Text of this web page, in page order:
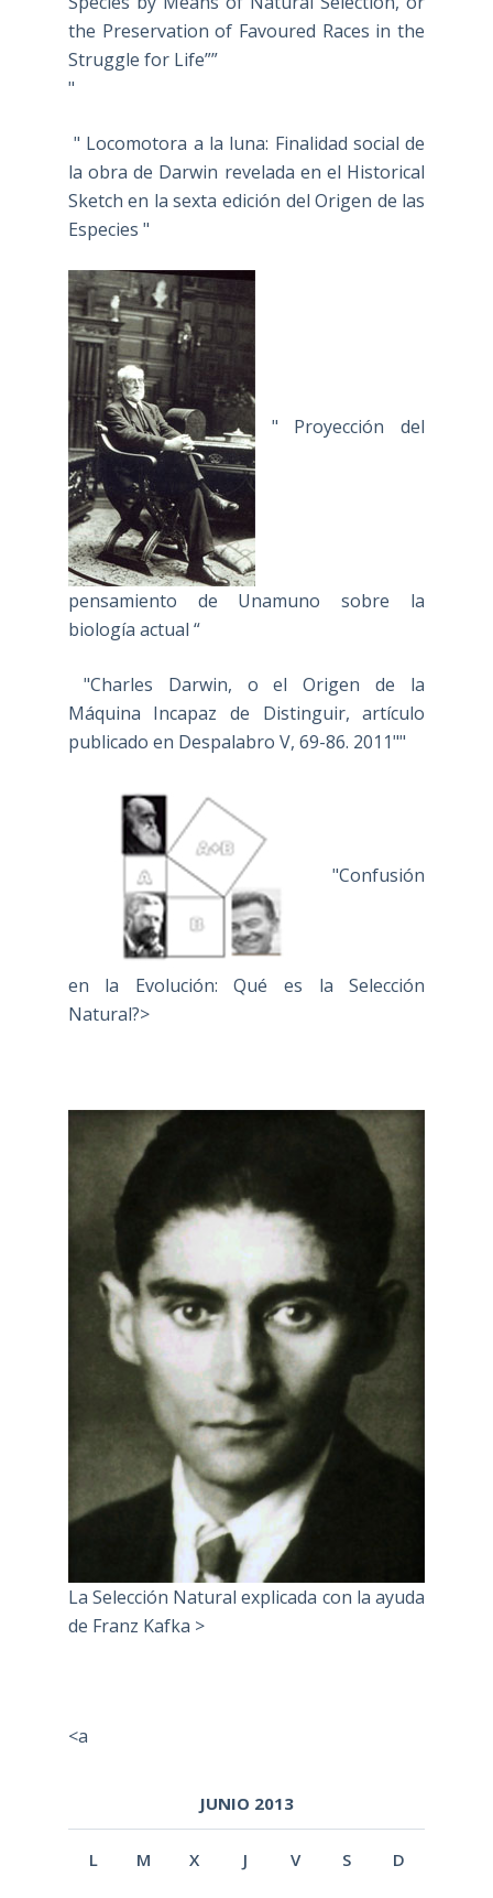
the Preservation of Favoured Races in the
Struggle for Life””
"
" Locomotora a la luna: Finalidad social de
la obra de Darwin revelada en el Historical
Sketch en la sexta edición del Origen de las
Especies "
" Proyección del
pensamiento de Unamuno sobre la
biología actual “
"Charles Darwin, o el Origen de la
Máquina Incapaz de Distinguir, artículo
publicado en Despalabro V, 69-86. 2011""
"Confusión
en la Evolución: Qué es la Selección
Natural?>
La Selección Natural explicada con la ayuda
de Franz Kafka >
<a
JUNIO 2013
L M X J V S D